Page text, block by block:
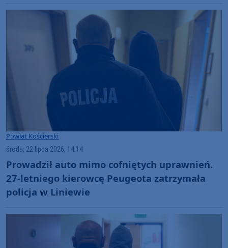
Powiat Kościerski
środa, 22 lipca 2026, 14:14
Prowadził auto mimo cofniętych uprawnień.
27-letniego kierowcę Peugeota zatrzymała
policja w Liniewie